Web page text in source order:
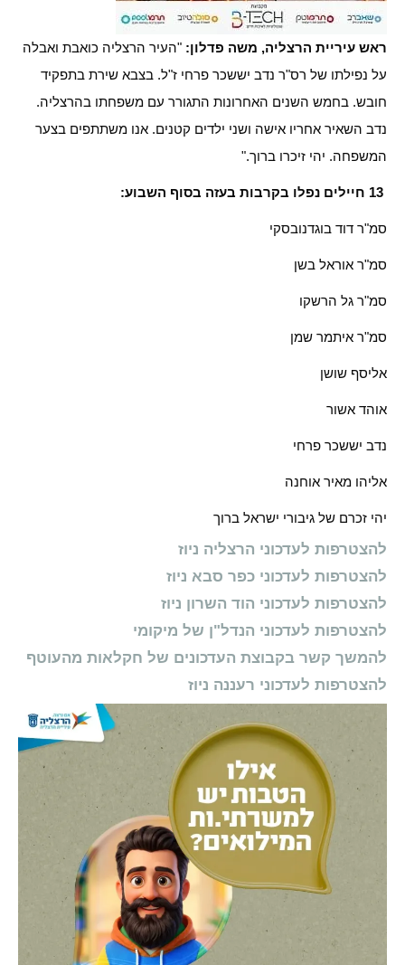
ראש עיריית הרצליה, משה פדלון: "העיר הרצליה כואבת ואבלה
על נפילתו של רס"ר נדב יששכר פרחי ז"ל. בצבא שירת בתפקיד
חובש. בחמש השנים האחרונות התגורר עם משפחתו בהרצליה.
נדב השאיר אחריו אישה ושני ילדים קטנים. אנו משתתפים בצער
המשפחה. יהי זיכרו ברוך."
סמ"ר דוד בוגדנובסקי
סמ"ר אוראל בשן
סמ"ר גל הרשקו
סמ"ר איתמר שמן
אליסף שושן
אוהד אשור
נדב יששכר פרחי
אליהו מאיר אוחנה
יהי זכרם של גיבורי ישראל ברוך
להצטרפות לעדכוני הרצליה ניוז
להצטרפות לעדכוני כפר סבא ניוז
להצטרפות לעדכוני הוד השרון ניוז
להצטרפות לעדכוני הנדל"ן של מיקומי
להמשך קשר בקבוצת העדכונים של חקלאות מהעוטף
להצטרפות לעדכוני רעננה ניוז